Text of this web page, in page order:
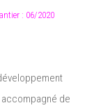
: 06/2020
de